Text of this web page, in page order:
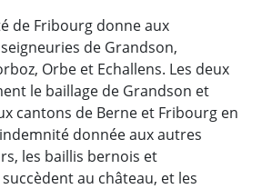
de Fribourg donne aux
de Grandson,
Orbe et Echallens. Les deux
le baillage de Grandson et
cantons de Berne et Fribourg en
donnée aux autres
les baillis bernois et
au château, et les